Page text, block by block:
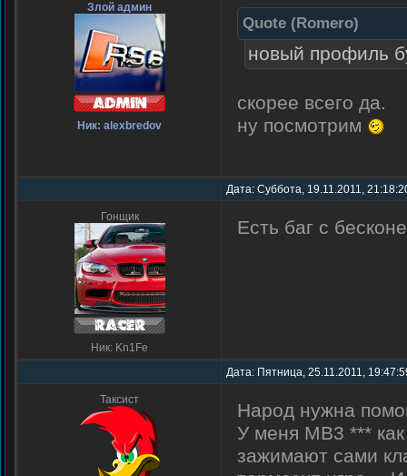
Злой админ
Ник: alexbredov
Quote (Romero)
новый профиль
скорее всего да.
ну посмотрим
Дата: Суббота, 19.11.2011,
Гонщик
Ник: Kn1Fe
Есть баг с
Дата: Пятница, 25.11.2011,
Таксист
Народ нужна
У меня МВ3 ***
зажимают сами